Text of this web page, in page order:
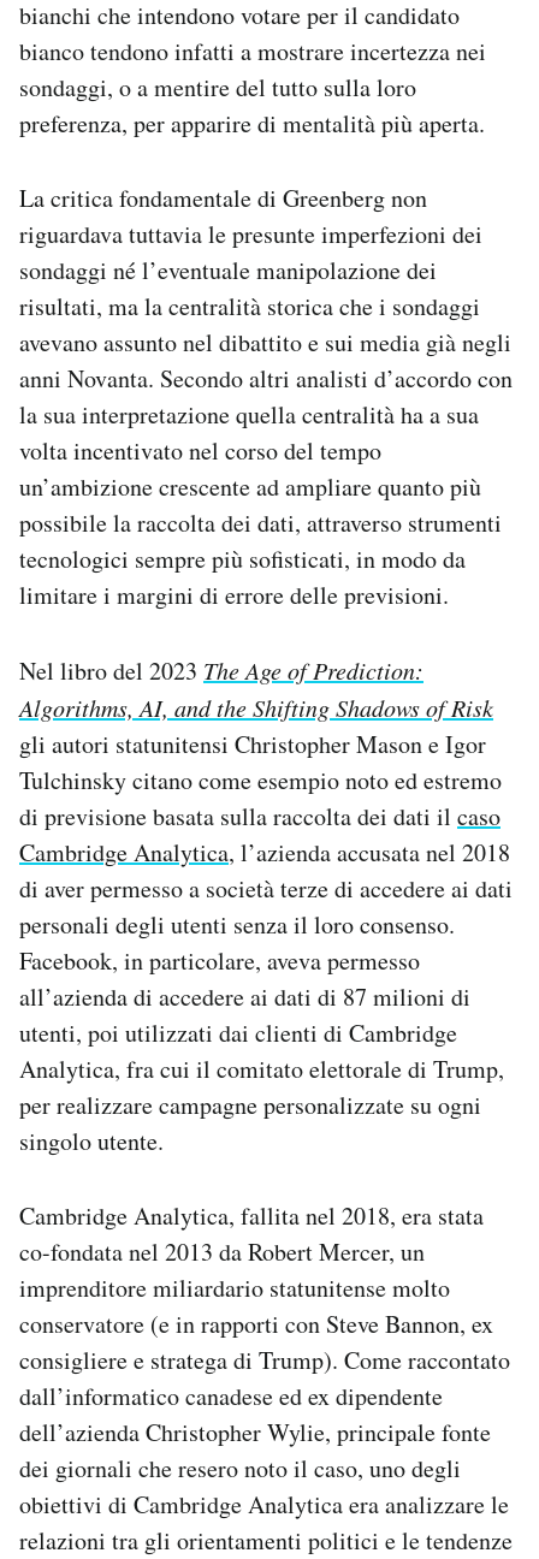
bianchi che intendono votare per il candidato
bianco tendono infatti a mostrare incertezza nei
sondaggi, o a mentire del tutto sulla loro
preferenza, per apparire di mentalità più aperta.
La critica fondamentale di Greenberg non
riguardava tuttavia le presunte imperfezioni dei
sondaggi né l’eventuale manipolazione dei
risultati, ma la centralità storica che i sondaggi
avevano assunto nel dibattito e sui media già negli
anni Novanta. Secondo altri analisti d’accordo con
la sua interpretazione quella centralità ha a sua
volta incentivato nel corso del tempo
un’ambizione crescente ad ampliare quanto più
possibile la raccolta dei dati, attraverso strumenti
tecnologici sempre più sofisticati, in modo da
limitare i margini di errore delle previsioni.
Nel libro del 2023 The Age of Prediction:
Algorithms, AI, and the Shifting Shadows of Risk
gli autori statunitensi Christopher Mason e Igor
Tulchinsky citano come esempio noto ed estremo
di previsione basata sulla raccolta dei dati il caso
Cambridge Analytica, l’azienda accusata nel 2018
di aver permesso a società terze di accedere ai dati
personali degli utenti senza il loro consenso.
Facebook, in particolare, aveva permesso
all’azienda di accedere ai dati di 87 milioni di
utenti, poi utilizzati dai clienti di Cambridge
Analytica, fra cui il comitato elettorale di Trump,
per realizzare campagne personalizzate su ogni
singolo utente.
Cambridge Analytica, fallita nel 2018, era stata
co-fondata nel 2013 da Robert Mercer, un
imprenditore miliardario statunitense molto
conservatore (e in rapporti con Steve Bannon, ex
consigliere e stratega di Trump). Come raccontato
dall’informatico canadese ed ex dipendente
dell’azienda Christopher Wylie, principale fonte
dei giornali che resero noto il caso, uno degli
obiettivi di Cambridge Analytica era analizzare le
relazioni tra gli orientamenti politici e le tendenze